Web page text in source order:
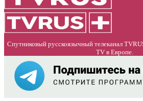
Спутниковый русскоязычный телеканал
TV в Европе.